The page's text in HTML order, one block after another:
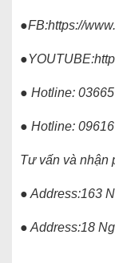
●FB:https://
●YOUTUBE:
● Hotline:
● Hotline:
Tư vấn và nhận
● Address:163
● Address:18